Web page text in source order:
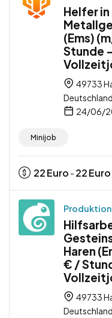
Helfer
(Ems)
Stunde
49733
Deutschland
24/06/
Minijob
22Euro - 22Euro
Haren
€ /
49733
Deutschland